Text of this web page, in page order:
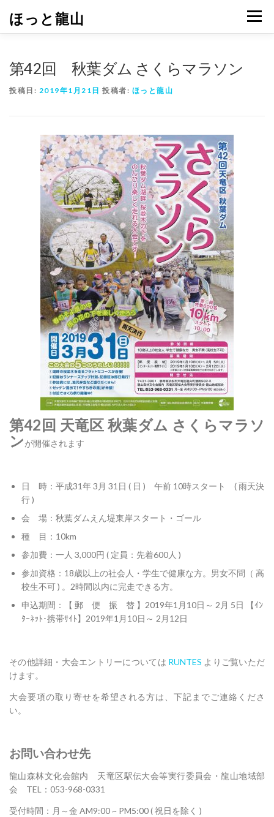
テ
ほっと龍山 メニュ
第42回 秋葉ダム さくらマラソン
投稿日: 2019年1月21日 投稿者: ほっと龍山
第42回 天竜区 秋葉ダム さくらマラソ
ンが開催されます
日 時：平成31年 3月 31日 ( 日 ) 午前 10時スタート ( 雨天決
行 )
会 場：秋葉ダムえん堤東岸スタート・ゴール
種 目：10km
参加費：一人 3,000円 ( 定員：先着600人 )
参加資格：18歳以上の社会人・学生で健康な方。男女不問（ 高
校生不可 ) 。2時間以内に完走できる方。
申込期間：【 郵 便 振 替 】2019年1月10日～ 2月 5日 【ｲﾝ
ﾀｰﾈｯﾄ･携帯ｻｲﾄ】2019年1月10日～ 2月12日
その他詳細・大会エントリーについては RUNTES よりご覧いただ
けます。
大会要項の取り寄せを希望される方は、下記までご連絡くださ
い。
お問い合わせ先
龍山森林文化会館内 天竜区駅伝大会等実行委員会・龍山地域部
会 TEL：053-968-0331
受付時間：月～金 AM9:00 ~ PM5:00 ( 祝日を除く )